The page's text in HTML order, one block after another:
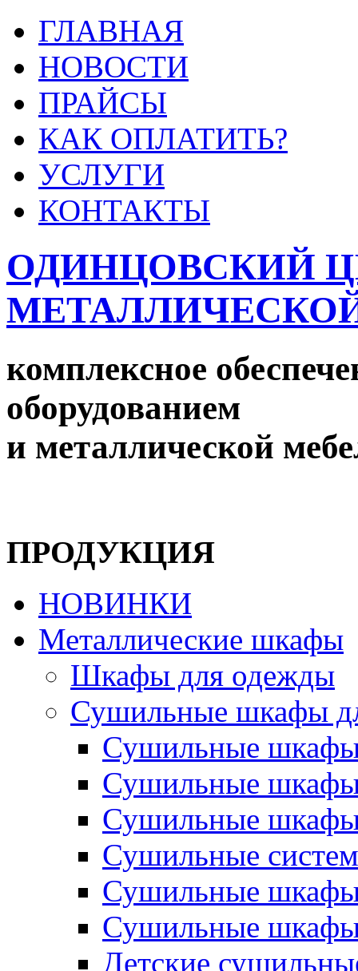
ГЛАВНАЯ
НОВОСТИ
ПРАЙСЫ
КАК ОПЛАТИТЬ?
УСЛУГИ
КОНТАКТЫ
ОДИНЦОВСКИЙ
комплексное
оборудованием
и металлической
ПРОДУКЦИЯ
НОВИНКИ
Металлические шкафы
Шкафы для одежды
Сушильные шкафы
Сушильные
Сушильные
Сушильные
Сушильные
Сушильные
Сушильные
Детские